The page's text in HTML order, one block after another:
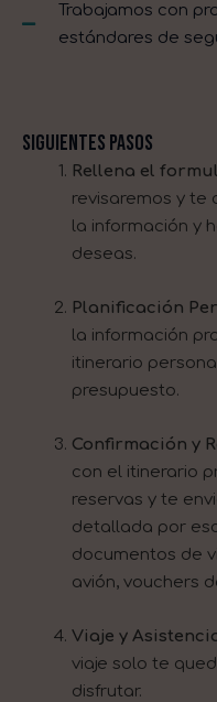
Trabajamos con
estándares de
Siguientes pasos
Rellena el
revisaremos y
la información y
deseas.
Planificación
la información
itinerario
presupuesto.
Confirmación y
con el itinerario
reservas y te
detallada por
documentos de
avión, vouchers
Viaje y
viaje solo te
disfrutar.